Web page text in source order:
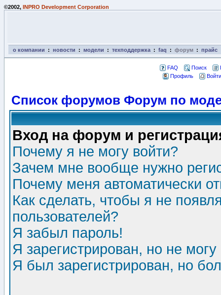
©2002, INPRO Development Corporation
о компании : новости : модели : техподдержка : faq : форум : прайс
FAQ Поиск
Профиль
Список форумов Форум по
Вход на форум и
Почему я не могу войти?
Зачем мне вообще нужно
Почему меня автоматически
Как сделать, чтобы я не
пользователей?
Я забыл пароль!
Я зарегистрирован, но не могу
Я был зарегистрирован, но